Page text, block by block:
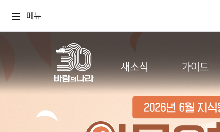
메뉴
새소식 가이드